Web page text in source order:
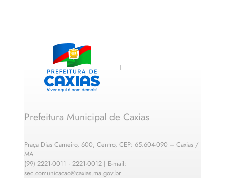
Prefeitura Municipal de Caxias
Praça Dias Carneiro, 600, Centro, CEP: 65.604-090 – Caxias /
MA
(99) 2221-0011 · 2221-0012 | E-mail:
sec.comunicacao@caxias.ma.gov.br